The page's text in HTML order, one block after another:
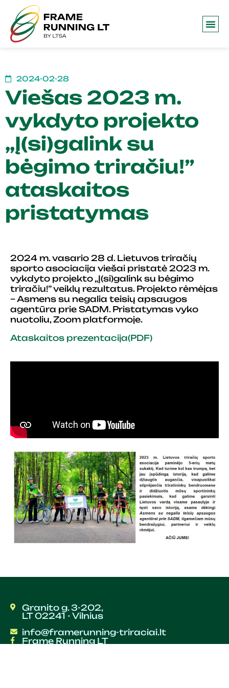
2024-02-28
Viešas 2023 m.
vykdyto projekto
„Į(si)galink su
bėgimo triračiu!”
ataskaitos
pristatymas
2024 m. vasario 28 d. Lietuvos triračių
sporto asociacija viešai pristatė 2023 m.
vykdyto projekto „Į(si)galink su bėgimo
triračiu!” veiklų rezultatus. Projekto rėmėjas
– Asmens su negalia teisių apsaugos
agentūra prie SADM. Pristatymas vyko
nuotoliu, Zoom platformoje.
Ataskaitos prezentacija(PDF)
Granito g. 3-202,
LT 02241 - Vilnius
info@framerunning-triraciai.lt
Frame Running LT